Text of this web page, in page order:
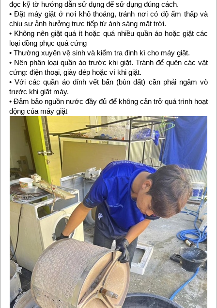
đọc kỹ tờ hướng dẫn sử dụng để sử dụng đúng cách.
• Đặt máy giặt ở nơi khô thoáng, tránh nơi có độ ẩm thấp và
chịu sự ảnh hưởng trực tiếp từ ánh sáng mặt trời.
• Không nên giặt quá ít hoặc quá nhiều quần áo hoặc giặt các
loại đồng phục quá cứng
• Thường xuyên vệ sinh và kiểm tra định kì cho máy giặt.
• Nên phân loại quần áo trước khi giặt. Tránh để quên các vật
cứng: điện thoại, giày dép hoặc ví khi giặt.
• Với các quần áo dính vết bẩn (bùn đất) cần phải ngâm vò
trước khi giặt máy.
• Đảm bảo nguồn nước đầy đủ để không cản trở quá trình hoạt
động của máy giặt